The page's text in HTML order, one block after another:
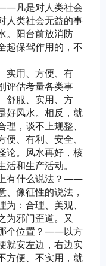
凡是对人类社会
人类社会无益的事
。阳台前放消防
起保驾作用的，不
实用、方便、有
评估考量各类事
舒服、实用、方
好风水。相反，就
，谈不上规整、
、有利、安全、
论。风水再好，核
和生产活动。
有什么说法？——
、像征性的说法，
：合理、美观、
为邪门歪道。又
个位置？——以方
就安左边，右边实
方便、不实用，就